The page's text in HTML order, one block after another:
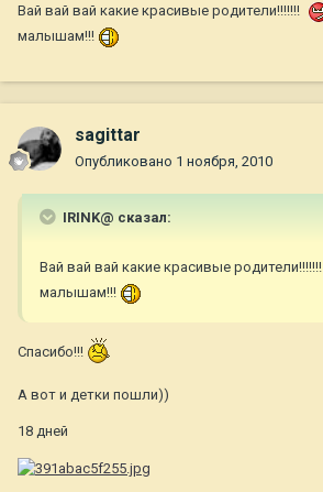
Вай вай вай какие красивые родители!!!!!!!
малышам!!!
sagittar
Опубликовано 1 ноября, 2010
IRINK@ сказал:
Вай вай вай какие красивые родители!!!!!!!
малышам!!!
Спасибо!!!
А вот и детки пошли))
18 дней